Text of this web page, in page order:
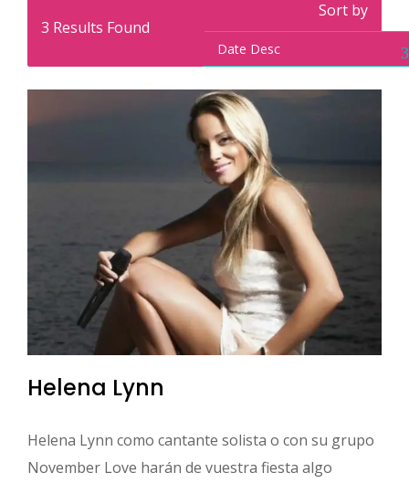
3 Results Found
Sort by
Date Desc
Helena Lynn
Helena Lynn como cantante solista o con su grupo
November Love harán de vuestra fiesta algo